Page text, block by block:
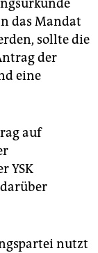
das Mandat
sollte die
der
eine
auf
YSK
nutzt